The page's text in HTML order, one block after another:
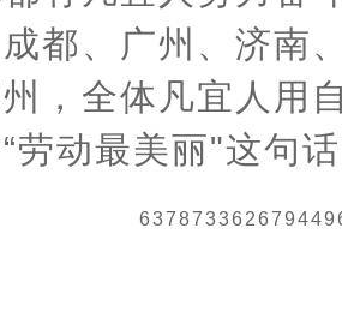
都、广州、济南
，全体凡宜人用
劳动最美丽"这句